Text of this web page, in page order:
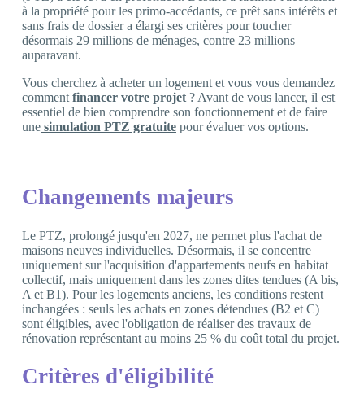
à la propriété pour les primo-accédants, ce prêt sans intérêts et
sans frais de dossier a élargi ses critères pour toucher
désormais 29 millions de ménages, contre 23 millions
auparavant.
Vous cherchez à acheter un logement et vous vous demandez
comment financer votre projet ? Avant de vous lancer, il est
essentiel de bien comprendre son fonctionnement et de faire
une simulation PTZ gratuite pour évaluer vos options.
Changements majeurs
Le PTZ, prolongé jusqu'en 2027, ne permet plus l'achat de
maisons neuves individuelles. Désormais, il se concentre
uniquement sur l'acquisition d'appartements neufs en habitat
collectif, mais uniquement dans les zones dites tendues (A bis,
A et B1). Pour les logements anciens, les conditions restent
inchangées : seuls les achats en zones détendues (B2 et C)
sont éligibles, avec l'obligation de réaliser des travaux de
rénovation représentant au moins 25 % du coût total du projet.
Critères d'éligibilité